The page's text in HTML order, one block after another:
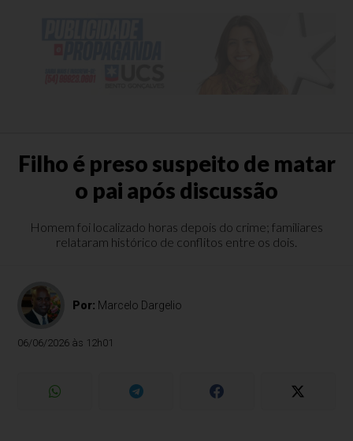
Filho é preso suspeito de matar
o pai após discussão
Homem foi localizado horas depois do crime; familiares
relataram histórico de conflitos entre os dois.
Por: Marcelo Dargelio
06/06/2026 às 12h01